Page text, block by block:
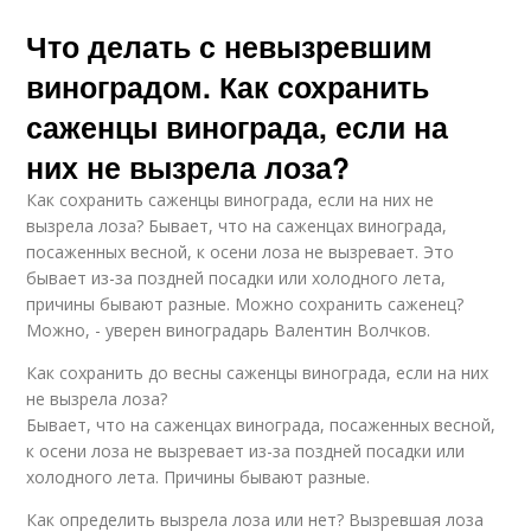
Что делать с невызревшим
виноградом. Как сохранить
саженцы винограда, если на
них не вызрела лоза?
Как сохранить саженцы винограда, если на них не
вызрела лоза? Бывает, что на саженцах винограда,
посаженных весной, к осени лоза не вызревает. Это
бывает из-за поздней посадки или холодного лета,
причины бывают разные. Можно сохранить саженец?
Можно, - уверен виноградарь Валентин Волчков.
Как сохранить до весны саженцы винограда, если на них
не вызрела лоза?
Бывает, что на саженцах винограда, посаженных весной,
к осени лоза не вызревает из-за поздней посадки или
холодного лета. Причины бывают разные.
Как определить вызрела лоза или нет? Вызревшая лоза